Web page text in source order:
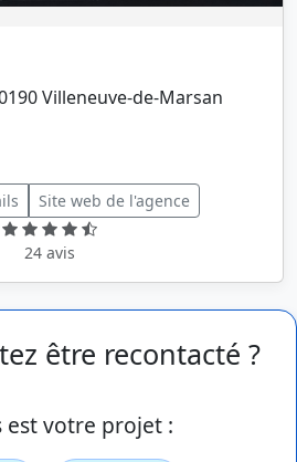
Villeneuve-de-Marsan
Site web de l'agence
24 avis
être recontacté ?
est votre projet :